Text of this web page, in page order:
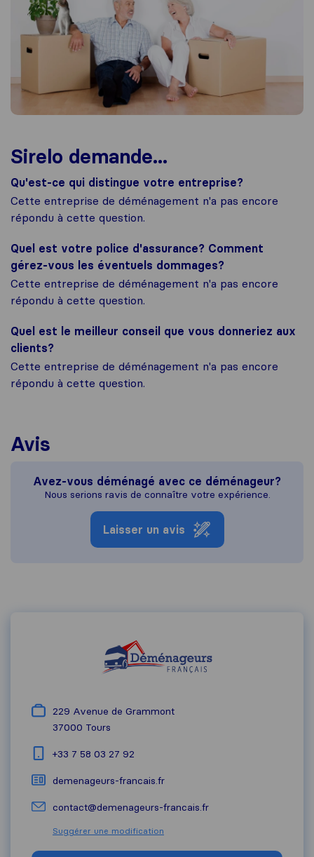
Sirelo demande...
Qu'est-ce qui distingue votre entreprise?
Cette entreprise de déménagement n'a pas encore
répondu à cette question.
Quel est votre police d'assurance? Comment
gérez-vous les éventuels dommages?
Cette entreprise de déménagement n'a pas encore
répondu à cette question.
Quel est le meilleur conseil que vous donneriez aux
clients?
Cette entreprise de déménagement n'a pas encore
répondu à cette question.
Avis
Avez-vous déménagé avec ce déménageur?
Nous serions ravis de connaître votre expérience.
Laisser un avis
229 Avenue de Grammont
37000 Tours
+33 7 58 03 27 92
demenageurs-francais.fr
contact@demenageurs-francais.fr
Suggérer une modification